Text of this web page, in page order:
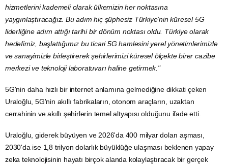
hizmetlerini kademeli olarak ülkemizin her noktasına
yaygınlaştıracağız. Bu adım hiç şüphesiz Türkiye'nin küresel 5G
liderliğine adım attığı tarihi bir dönüm noktası oldu. Türkiye olarak
hedefimiz, başlattığımız bu ticari 5G hamlesini yerel yönetimlerimizle
ve sanayimizle birleştirerek şehirlerimizi küresel ölçekte birer cazibe
merkezi ve teknoloji laboratuvarı haline getirmek."
5G'nin daha hızlı bir internet anlamına gelmediğine dikkati çeken
Uraloğlu, 5G'nin akıllı fabrikaların, otonom araçların, uzaktan
cerrahinin ve akıllı şehirlerin temel altyapısı olduğunu ifade etti.
Uraloğlu, giderek büyüyen ve 2026'da 400 milyar doları aşması,
2030'da ise 1,8 trilyon dolarlık büyüklüğe ulaşması beklenen yapay
zeka teknolojisinin hayatı birçok alanda kolaylaştıracak bir gerçek